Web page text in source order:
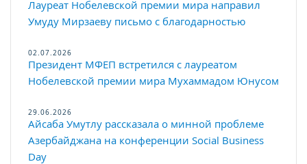
Лауреат Нобелевской премии мира направил
Умуду Мирзаеву письмо с благодарностью
02.07.2026
Президент МФЕП встретился с лауреатом
Нобелевской премии мира Мухаммадом Юнусом
29.06.2026
Айсаба Умутлу рассказала о минной проблеме
Азербайджана на конференции Social Business
Day